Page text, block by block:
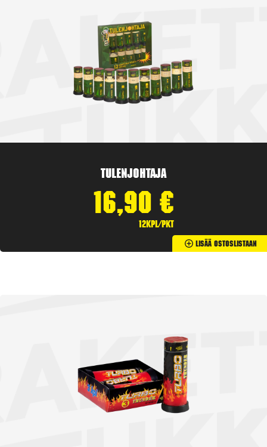
Tulenjohtaja
16,90 €
12kpl/pkt
Lisää Ostoslistaan